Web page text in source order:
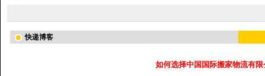
快递博客
如何选择中国国际搬家物流有